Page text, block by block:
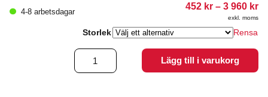
4-8 arbetsdagar
452 kr – 3 960 kr
exkl. moms
Storlek Rensa
Tröskelramp
mängd
Lägg till i varukorg